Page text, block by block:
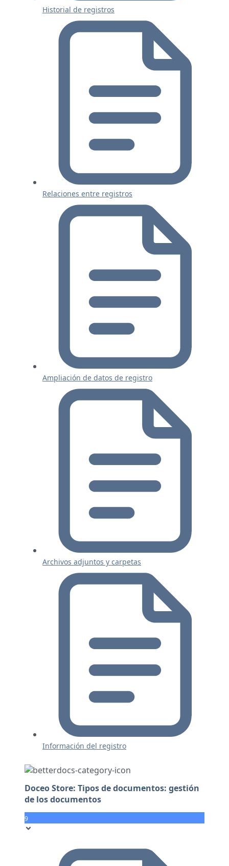
Historial de registros
Relaciones entre registros
Ampliación de datos de registro
Archivos adjuntos y carpetas
Información del registro
Doceo Store: Tipos de documentos: gestión
de los documentos
9